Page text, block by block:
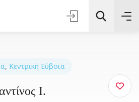
, Κεντρική Εύβοια
Ι.